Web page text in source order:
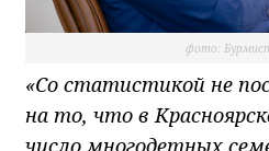
фото:
«Со статистикой не
на то, что в
число многодетных